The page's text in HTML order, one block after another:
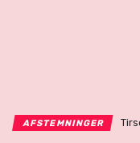
AFSTEMNINGER